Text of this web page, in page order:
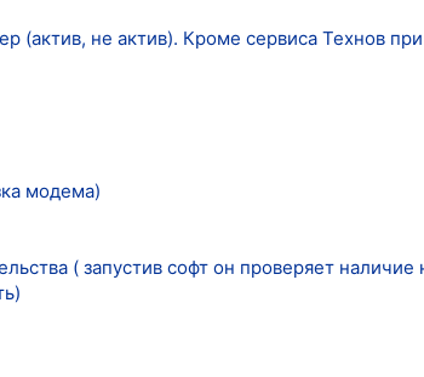
(актив, не актив). Кроме сервиса Технов
модема)
( запустив софт он проверяет